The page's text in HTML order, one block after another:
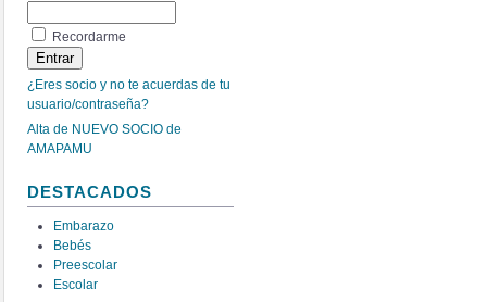
Recordarme
¿Eres socio y no te acuerdas de tu
usuario/contraseña?
Alta de NUEVO SOCIO de
AMAPAMU
DESTACADOS
Embarazo
Bebés
Preescolar
Escolar